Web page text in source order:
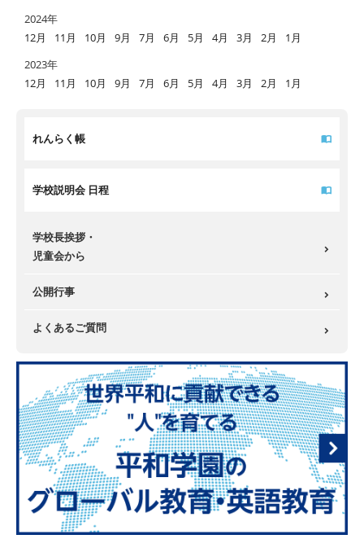
2024年
12月
11月 10月 9月 7月 6月 5月 4月 3月 2月
1月
2023年
12月
11月 10月 9月 7月 6月 5月 4月 3月 2月 1月
れんらく帳
学校説明会 日程
学校長挨拶・
児童会から
公開行事
よくあるご質問